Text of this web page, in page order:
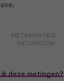
METINGEN HDR -
SATURATION
deze metingen?